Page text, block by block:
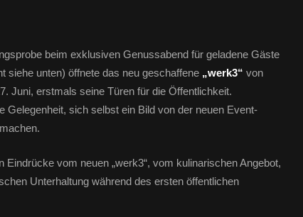
beim exklusiven Genussabend für geladene Gäste
siehe unten) öffnete das neu geschaffene „werk3“ von
Juni, erstmals seine Türen für die Öffentlichkeit.
Gelegenheit, sich selbst ein Bild von der neuen Event-
Eindrücke vom neuen „werk3“, vom kulinarischen Angebot,
Unterhaltung während des ersten öffentlichen